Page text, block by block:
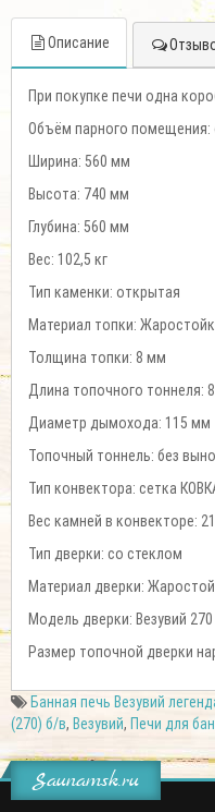
Описание
При покупке печи одна
Объём парного помещения:
Ширина: 560 мм
Высота: 740 мм
Глубина: 560 мм
Вес: 102,5 кг
Тип каменки: открытая
Материал топки:
Толщина топки: 8 мм
Длина топочного тоннеля:
Диаметр дымохода: 115 мм
Топочный тоннель: без
Тип конвектора: сетка
Вес камней в конвекторе:
Тип дверки: со стеклом
Материал дверки:
Модель дверки: Везувий 270
Размер топочной дверки
Банная печь Везувий
(270) б/в, Везувий, Печи для
Saunamsk.ru